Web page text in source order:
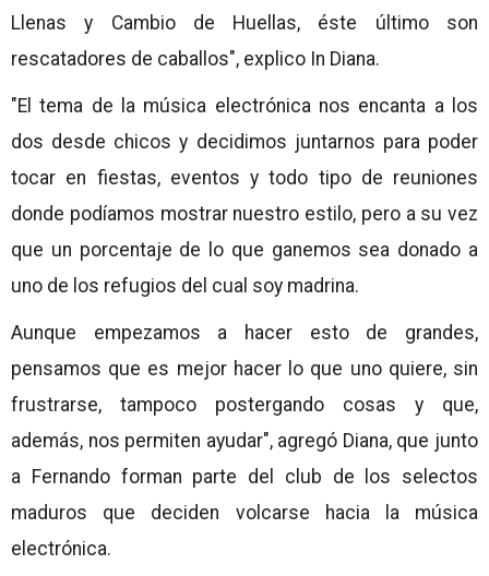
Llenas y Cambio de Huellas, éste último son
rescatadores de caballos", explico In Diana.
"El tema de la música electrónica nos encanta a los
dos desde chicos y decidimos juntarnos para poder
tocar en fiestas, eventos y todo tipo de reuniones
donde podíamos mostrar nuestro estilo, pero a su vez
que un porcentaje de lo que ganemos sea donado a
uno de los refugios del cual soy madrina.
Aunque empezamos a hacer esto de grandes,
pensamos que es mejor hacer lo que uno quiere, sin
frustrarse, tampoco postergando cosas y que,
además, nos permiten ayudar", agregó Diana, que junto
a Fernando forman parte del club de los selectos
maduros que deciden volcarse hacia la música
electrónica.